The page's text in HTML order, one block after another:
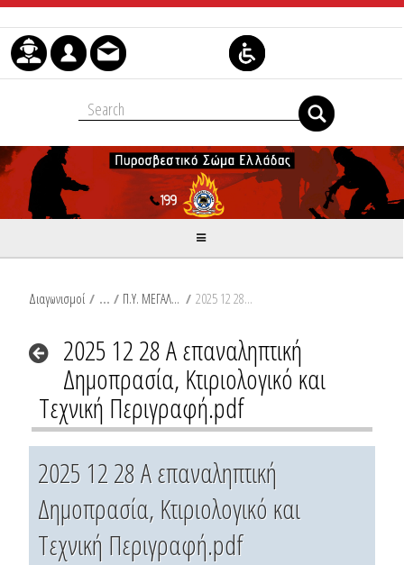
Skip to Content
Διαγωνισμοί / Π.Υ. ΜΕΓΑΛΟΠΟΛΗΣ / 2025 12 28 Α επαναληπτική Δημοπρασία, Κτιριολογικό και Τεχνική Περιγραφή.pdf
2025 12 28 Α επαναληπτική
Δημοπρασία, Κτιριολογικό και
Τεχνική Περιγραφή.pdf
2025 12 28 Α επαναληπτική
Δημοπρασία, Κτιριολογικό και
Τεχνική Περιγραφή.pdf